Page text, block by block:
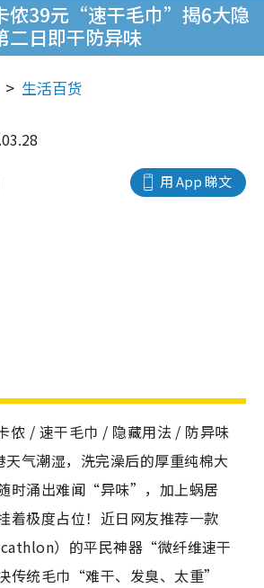
侬39元“速干毛巾”揭6大隐
二日即干防异味
生活百货
用 App 睇文
侬 / 速干毛巾 / 隐藏用法 / 防异味
气潮湿，洗完澡后的厚重纯棉大
时涌出难闻“异味”，加上蜗居
着极度占位！近日网友推荐一款
）的平民神器“微纤维速干
传统毛巾“难干、发臭、太重”